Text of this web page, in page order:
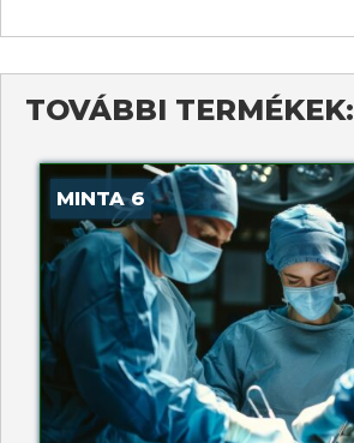
TOVÁBBI TERMÉKEK:
MINTA 6